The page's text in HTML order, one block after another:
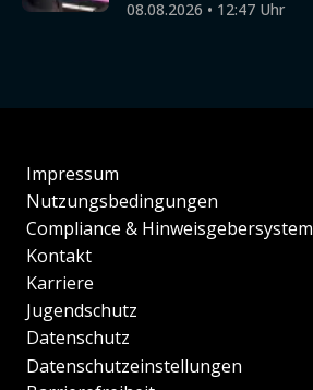
08.08.2026 • 12:47 Uhr
Impressum
Nutzungsbedingungen
Compliance & Hinweisgebersystem
Kontakt
Karriere
Jugendschutz
Datenschutz
Datenschutzeinstellungen